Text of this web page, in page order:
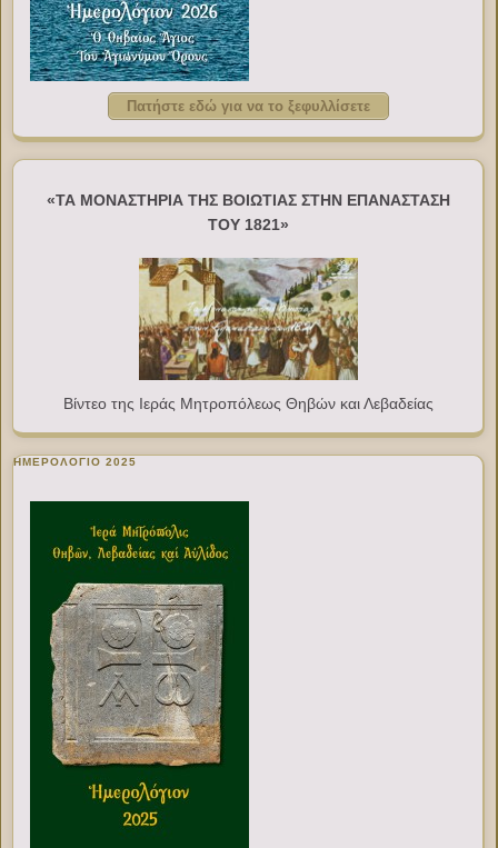
Πατήστε εδώ για να το ξεφυλλίσετε
«ΤΑ ΜΟΝΑΣΤΗΡΙΑ ΤΗΣ ΒΟΙΩΤΙΑΣ ΣΤΗΝ ΕΠΑΝΑΣΤΑΣΗ
ΤΟΥ 1821»
Βίντεο της Ιεράς Μητροπόλεως Θηβών και Λεβαδείας
ΗΜΕΡΟΛΟΓΙΟ 2025